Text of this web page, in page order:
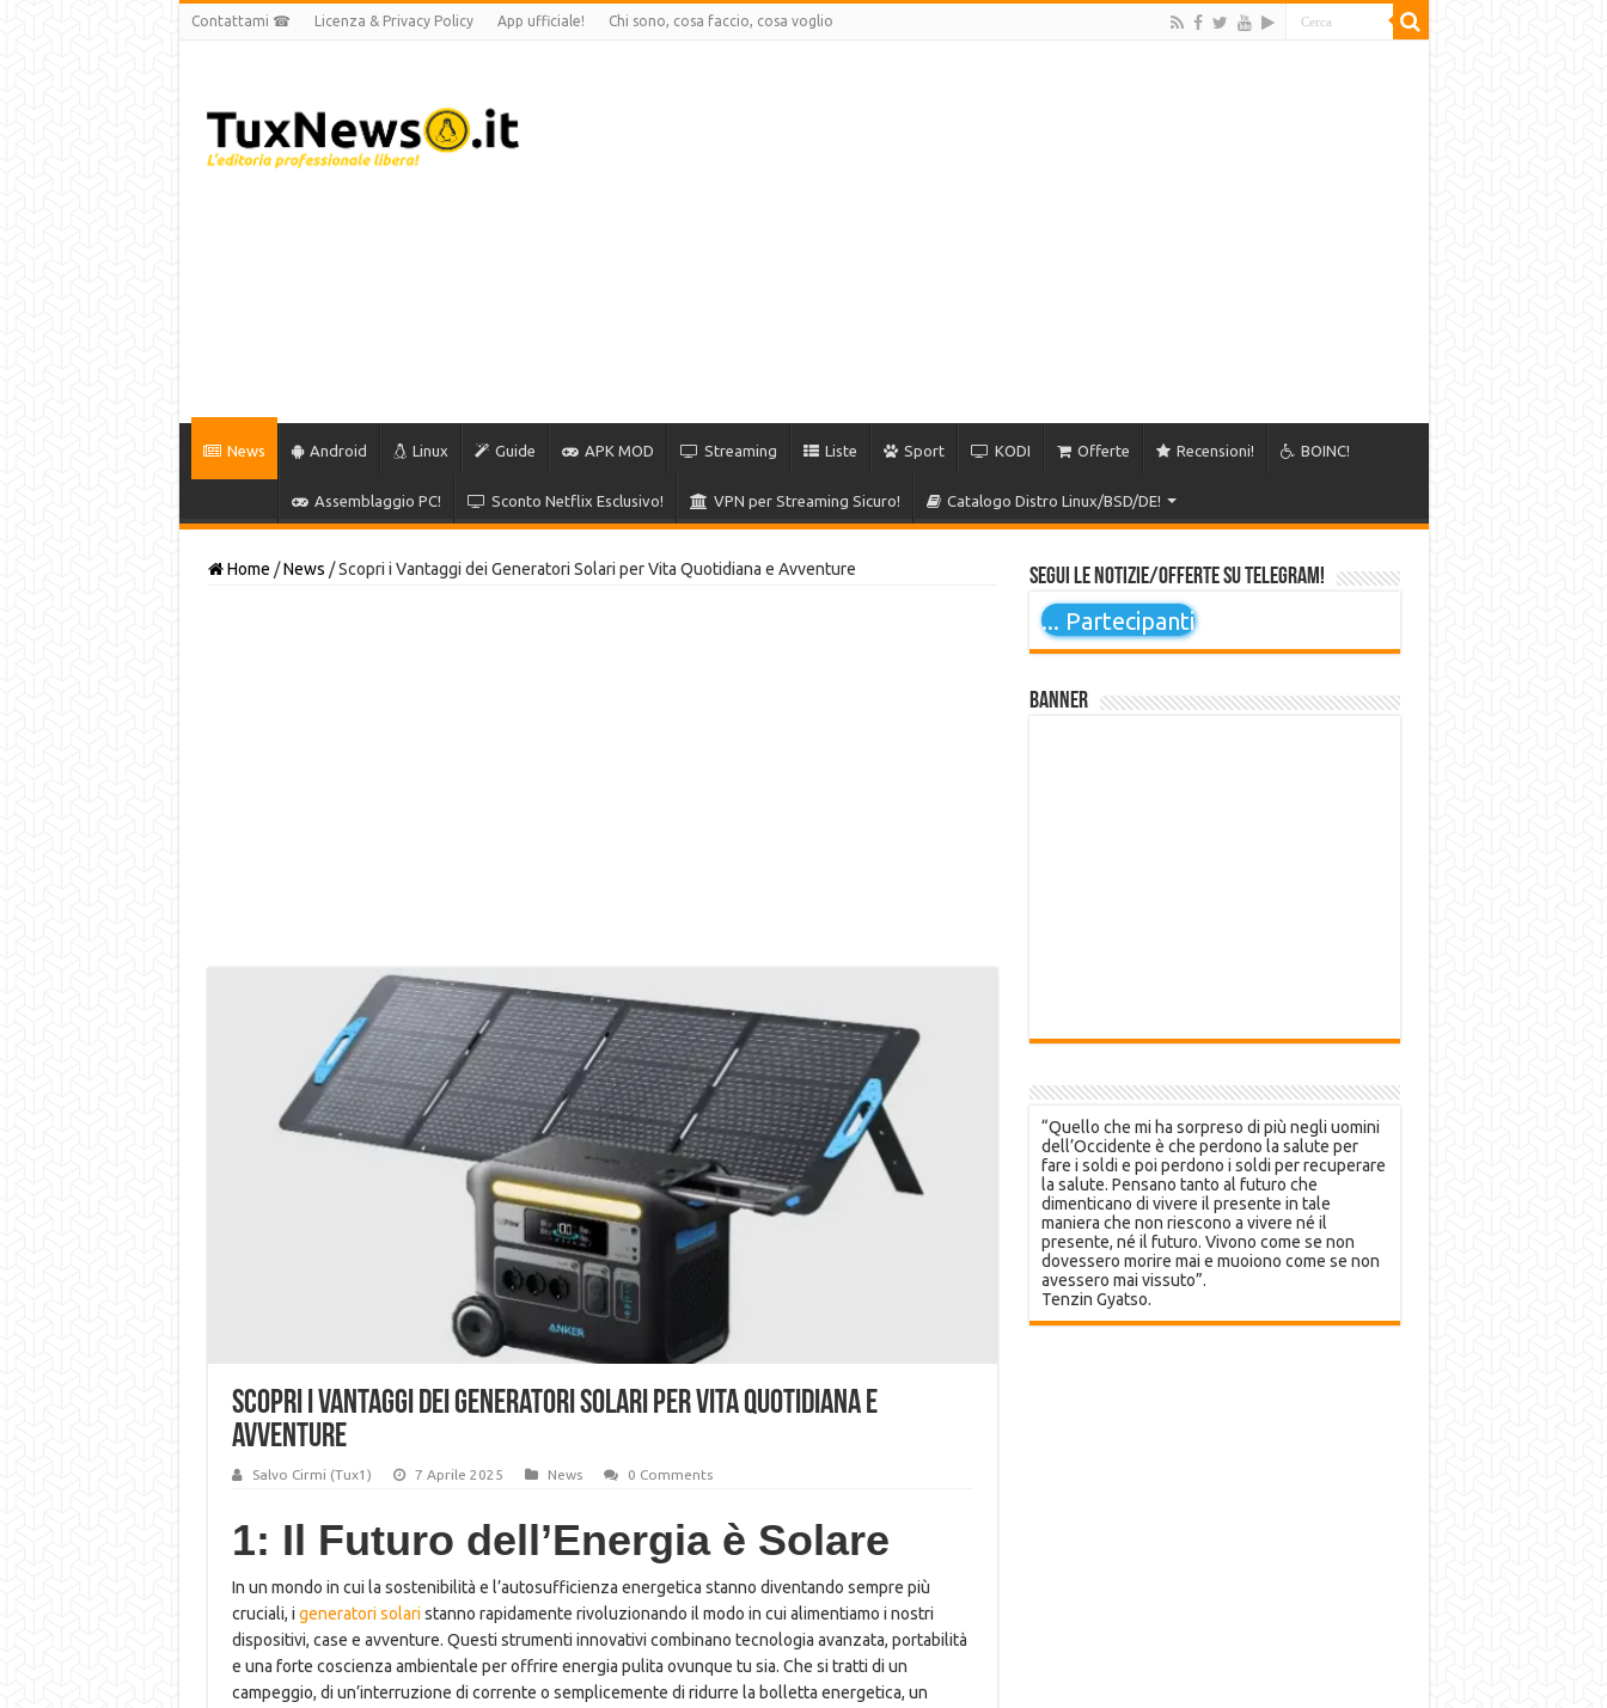
Contattami ☎ Licenza & Privacy Policy App ufficiale! Chi sono, cosa faccio, cosa voglio
News Android Linux Guide APK MOD Streaming Liste Sport KODI Offerte Recensioni! BOINC!
Assemblaggio PC! Sconto Netflix Esclusivo! VPN per Streaming Sicuro! Catalogo Distro Linux/BSD/DE!
Home / News / Scopri i Vantaggi dei Generatori Solari per Vita Quotidiana e Avventure
Scopri i Vantaggi dei Generatori Solari per Vita Quotidiana e
Avventure
Salvo Cirmi (Tux1) 7 Aprile 2025 News 0 Comments
1: Il Futuro dell’Energia è Solare
In un mondo in cui la sostenibilità e l’autosufficienza energetica stanno diventando sempre più
cruciali, i generatori solaristanno rapidamente rivoluzionando il modo in cui alimentiamo i nostri
dispositivi, case e avventure. Questi strumenti innovativi combinano tecnologia avanzata, portabilità
e una forte coscienza ambientale per offrire energia pulita ovunque tu sia. Che si tratti di un
campeggio, di un’interruzione di corrente o semplicemente di ridurre la bolletta energetica, un
Segui le notizie/offerte su Telegram!
... Partecipanti
Banner
“Quello che mi ha sorpreso di più negli uomini
dell’Occidente è che perdono la salute per
fare i soldi e poi perdono i soldi per recuperare
la salute. Pensano tanto al futuro che
dimenticano di vivere il presente in tale
maniera che non riescono a vivere né il
presente, né il futuro. Vivono come se non
dovessero morire mai e muoiono come se non
avessero mai vissuto”.
Tenzin Gyatso.